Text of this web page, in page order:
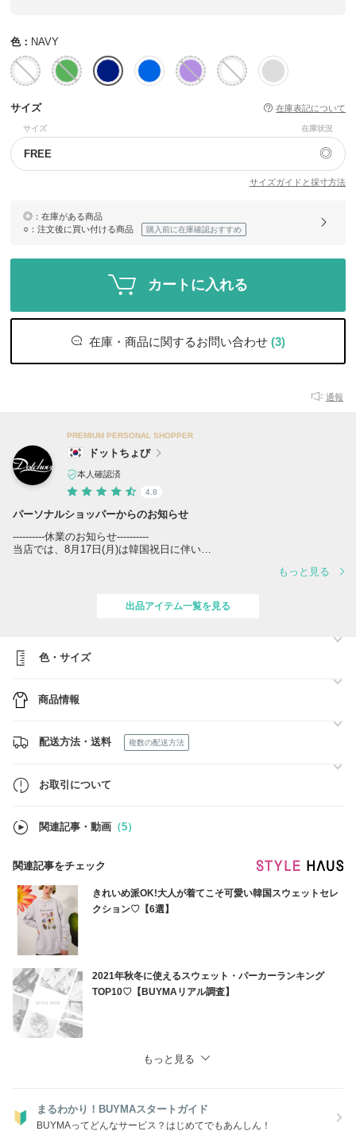
色： NAVY
サイズ 在庫表記について
サイズ 在庫状況
FREE ◎
サイズガイドと採寸方法
◎ ：在庫がある商品
○ ：注文後に買い付ける商品 購入前に在庫確認おすすめ
カートに入れる
在庫・商品に関するお問い合わせ (3)
通報
PREMIUM PERSONAL SHOPPER
ドットちょび
本人確認済
4.8
パーソナルショッパーからのお知らせ
----------休業のお知らせ----------
当店では、8月17日(月)は韓国祝日に伴い
また祝日期間中は買付先の出荷/入庫、配送業務が休業となり、配送遅
ご迷惑をお掛けし申し訳ございませんが、
商品入荷確認次第速やかに発送させていただきますので、何卒ご理解い
もっと見る
出品アイテム一覧を見る
色・サイズ
商品情報
配送方法・送料 複数の配送方法
お取引について
関連記事・動画 （5）
関連記事をチェック
きれいめ派OK!大人が着てこそ可愛い韓国スウェットセレ
クション♡【6選】
2021年秋冬に使えるスウェット・パーカーランキング
TOP10♡【BUYMAリアル調査】
もっと見る
まるわかり！BUYMAスタートガイド
BUYMAってどんなサービス？はじめてでもあんしん！